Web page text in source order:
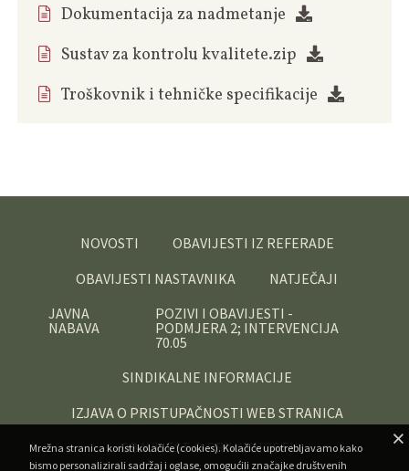
Dokumentacija za nadmetanje
Sustav za kontrolu kvalitete.zip
Troškovnik i tehničke specifikacije
NOVOSTI
OBAVIJESTI IZ REFERADE
OBAVIJESTI NASTAVNIKA
NATJEČAJI
JAVNA
NABAVA
POZIVI I OBAVIJESTI -
PODMJERA 2; INTERVENCIJA
70.05
SINDIKALNE INFORMACIJE
IZJAVA O PRISTUPAČNOSTI WEB STRANICA
OBAVIJEST O PRIVATNOSTI
Mrežna stranica koristi kolačiće (cookies). Kolačiće upotrebljavamo kako
bismo personalizirali sadržaj i oglase, omogućili značajke društvenih